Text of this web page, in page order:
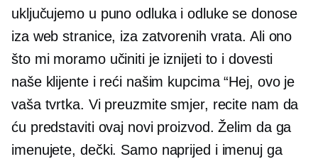
uključujemo u puno odluka i odluke se donose
iza web stranice, iza zatvorenih vrata. Ali ono
što mi moramo učiniti je iznijeti to i dovesti
naše klijente i reći našim kupcima “Hej, ovo je
vaša tvrtka. Vi preuzmite smjer, recite nam da
ću predstaviti ovaj novi proizvod. Želim da ga
imenujete, dečki. Samo naprijed i imenuj ga